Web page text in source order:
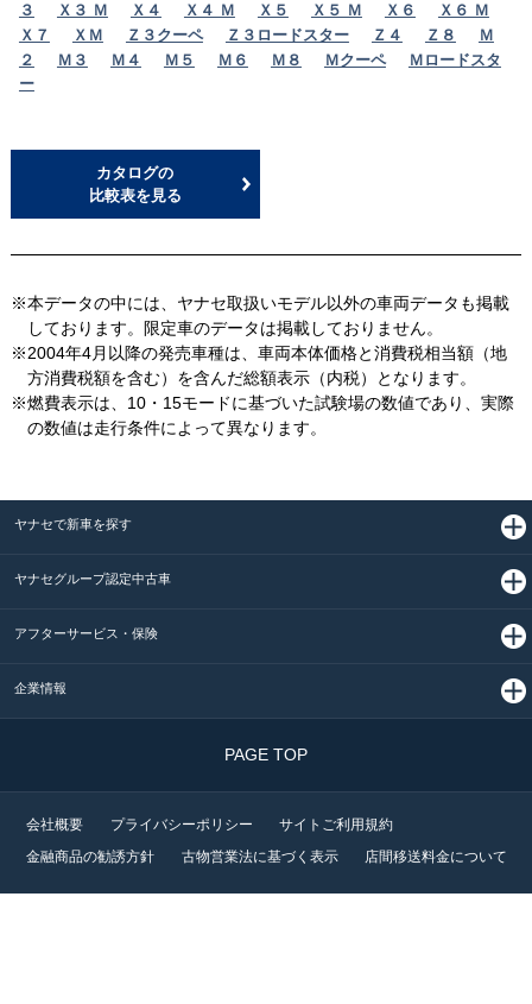
３
Ｘ３ Ｍ Ｘ４ Ｘ４ Ｍ Ｘ５ Ｘ５ Ｍ Ｘ６
Ｘ６ Ｍ
Ｘ７
ＸＭ Ｚ３クーペ Ｚ３ロードスター Ｚ４ Ｚ８
Ｍ
２
Ｍ３ Ｍ４ Ｍ５ Ｍ６ Ｍ８ Ｍクーペ
Ｍロードスタ
ー
カタログの
比較表を見る
※本データの中には、ヤナセ取扱いモデル以外の車両データも掲載
しております。限定車のデータは掲載しておりません。
※2004年4月以降の発売車種は、車両本体価格と消費税相当額（地
方消費税額を含む）を含んだ総額表示（内税）となります。
※燃費表示は、10・15モードに基づいた試験場の数値であり、実際
の数値は走行条件によって異なります。
ヤナセで新車を探す
ヤナセグループ認定中古車
アフターサービス・保険
企業情報
PAGE TOP
会社概要 プライバシーポリシー
サイトご利用規約
金融商品の勧誘方針
古物営業法に基づく表示 店間移送料金について